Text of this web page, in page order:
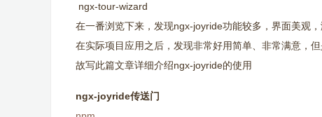
ngx-tour-wizard
在一番浏览下来，发现ngx-joyride功能较多，界面美观，
在实际项目应用之后，发现非常好用简单、非常满意，但
故写此篇文章详细介绍ngx-joyride的使用
ngx-joyride传送门